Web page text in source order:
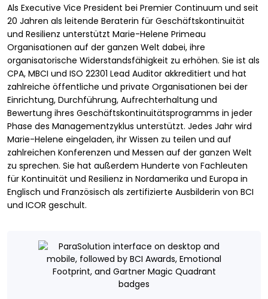
Als Executive Vice President bei Premier Continuum und seit
20 Jahren als leitende Beraterin für Geschäftskontinuität
und Resilienz unterstützt Marie-Helene Primeau
Organisationen auf der ganzen Welt dabei, ihre
organisatorische Widerstandsfähigkeit zu erhöhen. Sie ist als
CPA, MBCI und ISO 22301 Lead Auditor akkreditiert und hat
zahlreiche öffentliche und private Organisationen bei der
Einrichtung, Durchführung, Aufrechterhaltung und
Bewertung ihres Geschäftskontinuitätsprogramms in jeder
Phase des Managementzyklus unterstützt. Jedes Jahr wird
Marie-Helene eingeladen, ihr Wissen zu teilen und auf
zahlreichen Konferenzen und Messen auf der ganzen Welt
zu sprechen. Sie hat außerdem Hunderte von Fachleuten
für Kontinuität und Resilienz in Nordamerika und Europa in
Englisch und Französisch als zertifizierte Ausbilderin von BCI
und ICOR geschult.